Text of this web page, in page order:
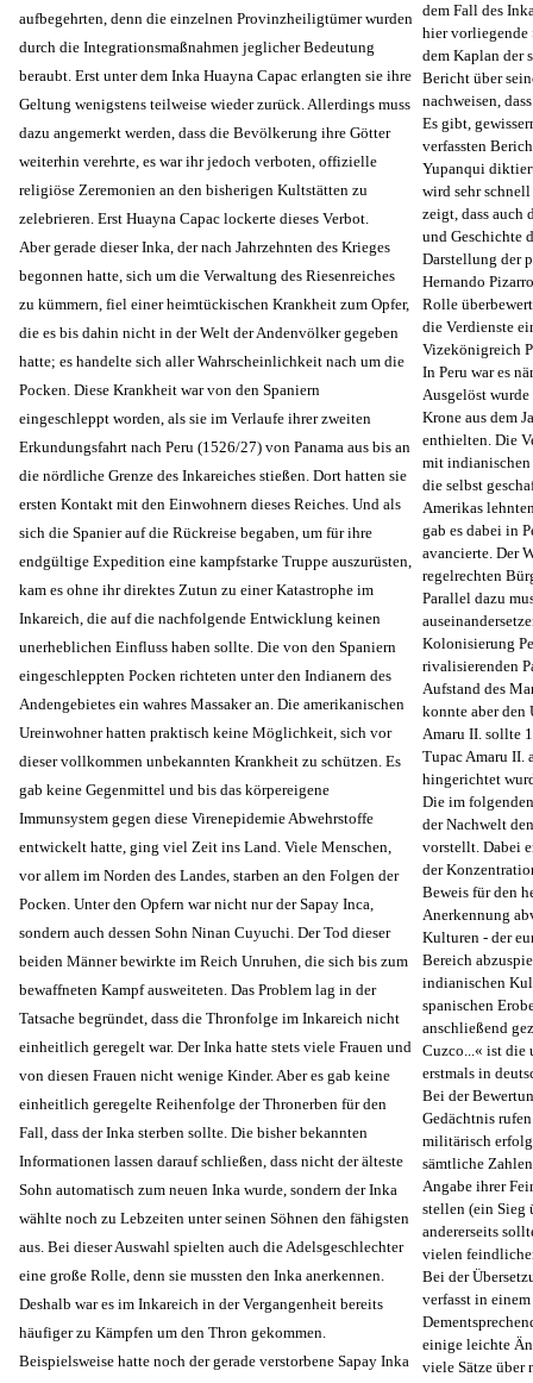
aufbegehrten, denn die einzelnen Provinzheiligtümer wurden
durch die Integrationsmaßnahmen jeglicher Bedeutung
beraubt. Erst unter dem Inka Huayna Capac erlangten sie ihre
Geltung wenigstens teilweise wieder zurück. Allerdings muss
dazu angemerkt werden, dass die Bevölkerung ihre Götter
weiterhin verehrte, es war ihr jedoch verboten, offizielle
religiöse Zeremonien an den bisherigen Kultstätten zu
zelebrieren. Erst Huayna Capac lockerte dieses Verbot.
Aber gerade dieser Inka, der nach Jahrzehnten des Krieges
begonnen hatte, sich um die Verwaltung des Riesenreiches
zu kümmern, fiel einer heimtückischen Krankheit zum Opfer,
die es bis dahin nicht in der Welt der Andenvölker gegeben
hatte; es handelte sich aller Wahrscheinlichkeit nach um die
Pocken. Diese Krankheit war von den Spaniern
eingeschleppt worden, als sie im Verlaufe ihrer zweiten
Erkundungsfahrt nach Peru (1526/27) von Panama aus bis an
die nördliche Grenze des Inkareiches stießen. Dort hatten sie
ersten Kontakt mit den Einwohnern dieses Reiches. Und als
sich die Spanier auf die Rückreise begaben, um für ihre
endgültige Expedition eine kampfstarke Truppe auszurüsten,
kam es ohne ihr direktes Zutun zu einer Katastrophe im
Inkareich, die auf die nachfolgende Entwicklung keinen
unerheblichen Einfluss haben sollte. Die von den Spaniern
eingeschleppten Pocken richteten unter den Indianern des
Andengebietes ein wahres Massaker an. Die amerikanischen
Ureinwohner hatten praktisch keine Möglichkeit, sich vor
dieser vollkommen unbekannten Krankheit zu schützen. Es
gab keine Gegenmittel und bis das körpereigene
Immunsystem gegen diese Virenepidemie Abwehrstoffe
entwickelt hatte, ging viel Zeit ins Land. Viele Menschen,
vor allem im Norden des Landes, starben an den Folgen der
Pocken. Unter den Opfern war nicht nur der Sapay Inca,
sondern auch dessen Sohn Ninan Cuyuchi. Der Tod dieser
beiden Männer bewirkte im Reich Unruhen, die sich bis zum
bewaffneten Kampf ausweiteten. Das Problem lag in der
Tatsache begründet, dass die Thronfolge im Inkareich nicht
einheitlich geregelt war. Der Inka hatte stets viele Frauen und
von diesen Frauen nicht wenige Kinder. Aber es gab keine
einheitlich geregelte Reihenfolge der Thronerben für den
Fall, dass der Inka sterben sollte. Die bisher bekannten
Informationen lassen darauf schließen, dass nicht der älteste
Sohn automatisch zum neuen Inka wurde, sondern der Inka
wählte noch zu Lebzeiten unter seinen Söhnen den fähigsten
aus. Bei dieser Auswahl spielten auch die Adelsgeschlechter
eine große Rolle, denn sie mussten den Inka anerkennen.
Deshalb war es im Inkareich in der Vergangenheit bereits
häufiger zu Kämpfen um den Thron gekommen.
Beispielsweise hatte noch der gerade verstorbene Sapay Inka
dem Fall des
hier vorliegende
dem Kaplan der
Bericht über
nachweisen,
Es gibt,
verfassten
Yupanqui
wird sehr
zeigt, dass auch
und Geschichte
Darstellung der
Hernando
Rolle
die Verdienste
Vizekönigreich
In Peru war es
Ausgelöst wurde
Krone aus dem
enthielten. Die
mit indianischen
die selbst
Amerikas
gab es dabei in
avancierte. Der
regelrechten
Parallel dazu
Kolonisierung
rivalisierenden
Aufstand des
konnte aber den
Amaru II. sollte
Tupac Amaru II.
hingerichtet
Die im
der Nachwelt
vorstellt. Dabei
der
Beweis für den
Anerkennung
Kulturen - der
Bereich
indianischen
spanischen
anschließend
Cuzco...« ist die
erstmals in
Bei der
Gedächtnis
militärisch
sämtliche
Angabe ihrer
stellen (ein Sieg
andererseits
vielen
Bei der
verfasst in
einige leichte
viele Sätze über